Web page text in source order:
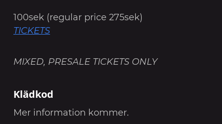
100sek (regular price 275sek)
TICKETS
MIXED, PRESALE TICKETS ONLY
Klädkod
Mer information kommer.